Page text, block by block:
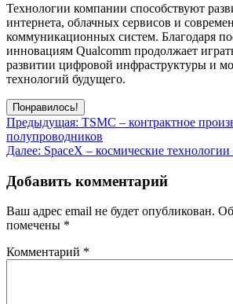
Технологии компании способствуют
интернета, облачных сервисов и
коммуникационных систем. Благодаря
инновациям Qualcomm продолжает
развитии цифровой инфраструктуры и
технологий будущего.
Понравилось!
Навигация
по
Предыдущая: TSMC – контрактное
полупроводников
Далее: SpaceX – космические технологии
Добавить комментарий
Ваш адрес email не будет опубликован.
помечены *
Комментарий *